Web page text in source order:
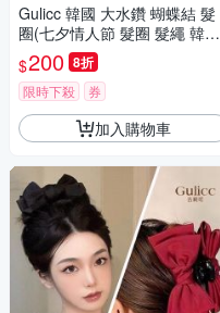
Gulicc 韓國 大水鑽 蝴蝶結 髮
圈(七夕情人節 髮圈 髮繩 韓版
不咬髮 生日禮物 )
$200 8折
限時下殺 券
加入購物車